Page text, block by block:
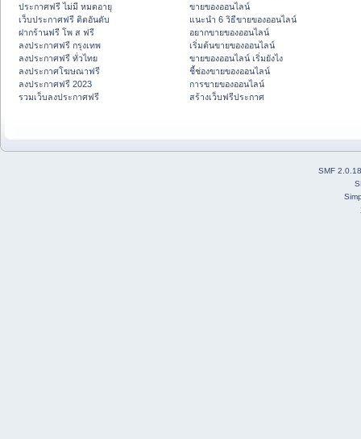
ประกาศฟรี ไม่มี หมดอายุ
เว็บประกาศฟรี ติดอันดับ
ฝากร้านฟรี โพ ส ฟรี
ลงประกาศฟรี กรุงเทพ
ลงประกาศฟรี ทั่วไทย
ลงประกาศโฆษณาฟรี
ลงประกาศฟรี 2023
รวมเว็บลงประกาศฟรี
ขายของออนไลน์
แนะนำ 6 วิธีขายของออนไลน์
อยากขายของออนไลน์
เริ่มต้นขายของออนไลน์
ขายของออนไลน์ เริ่มยังไง
ชี้ช่องขายของออนไลน์
การขายของออนไลน์
สร้างเว็บฟรีประกาศ
SMF 2.0.18